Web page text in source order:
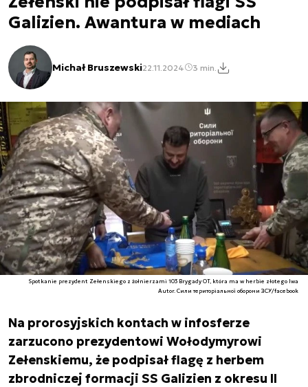
Galizien. Awantura w mediach
Michał Bruszewski22.11.2024 3 min.
Spotkanie prezydent Zełenskiego z żołnierzami 103 Brygady OT, która ma w herbie złotego lwa
Autor. Сили територіальної оборони ЗСУ/facebook
Na prorosyjskich kontach w infosferze
zarzucono prezydentowi Wołodymyrowi
Zełenskiemu, że podpisał flagę z herbem
zbrodniczej formacji SS Galizien z okresu II